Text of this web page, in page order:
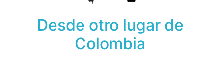
Desde otro lugar de
Colombia